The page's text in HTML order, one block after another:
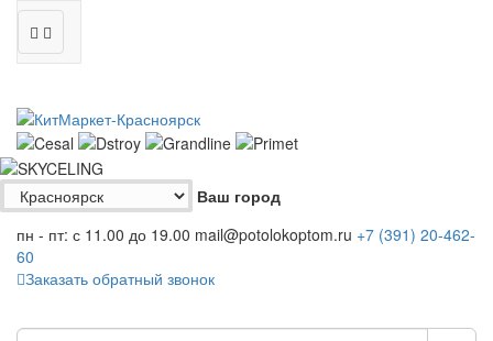
Ваш город
пн - пт: с 11.00 до 19.00 mail@potolokoptom.ru +7 (391) 20-462-
60
Заказать обратный звонок